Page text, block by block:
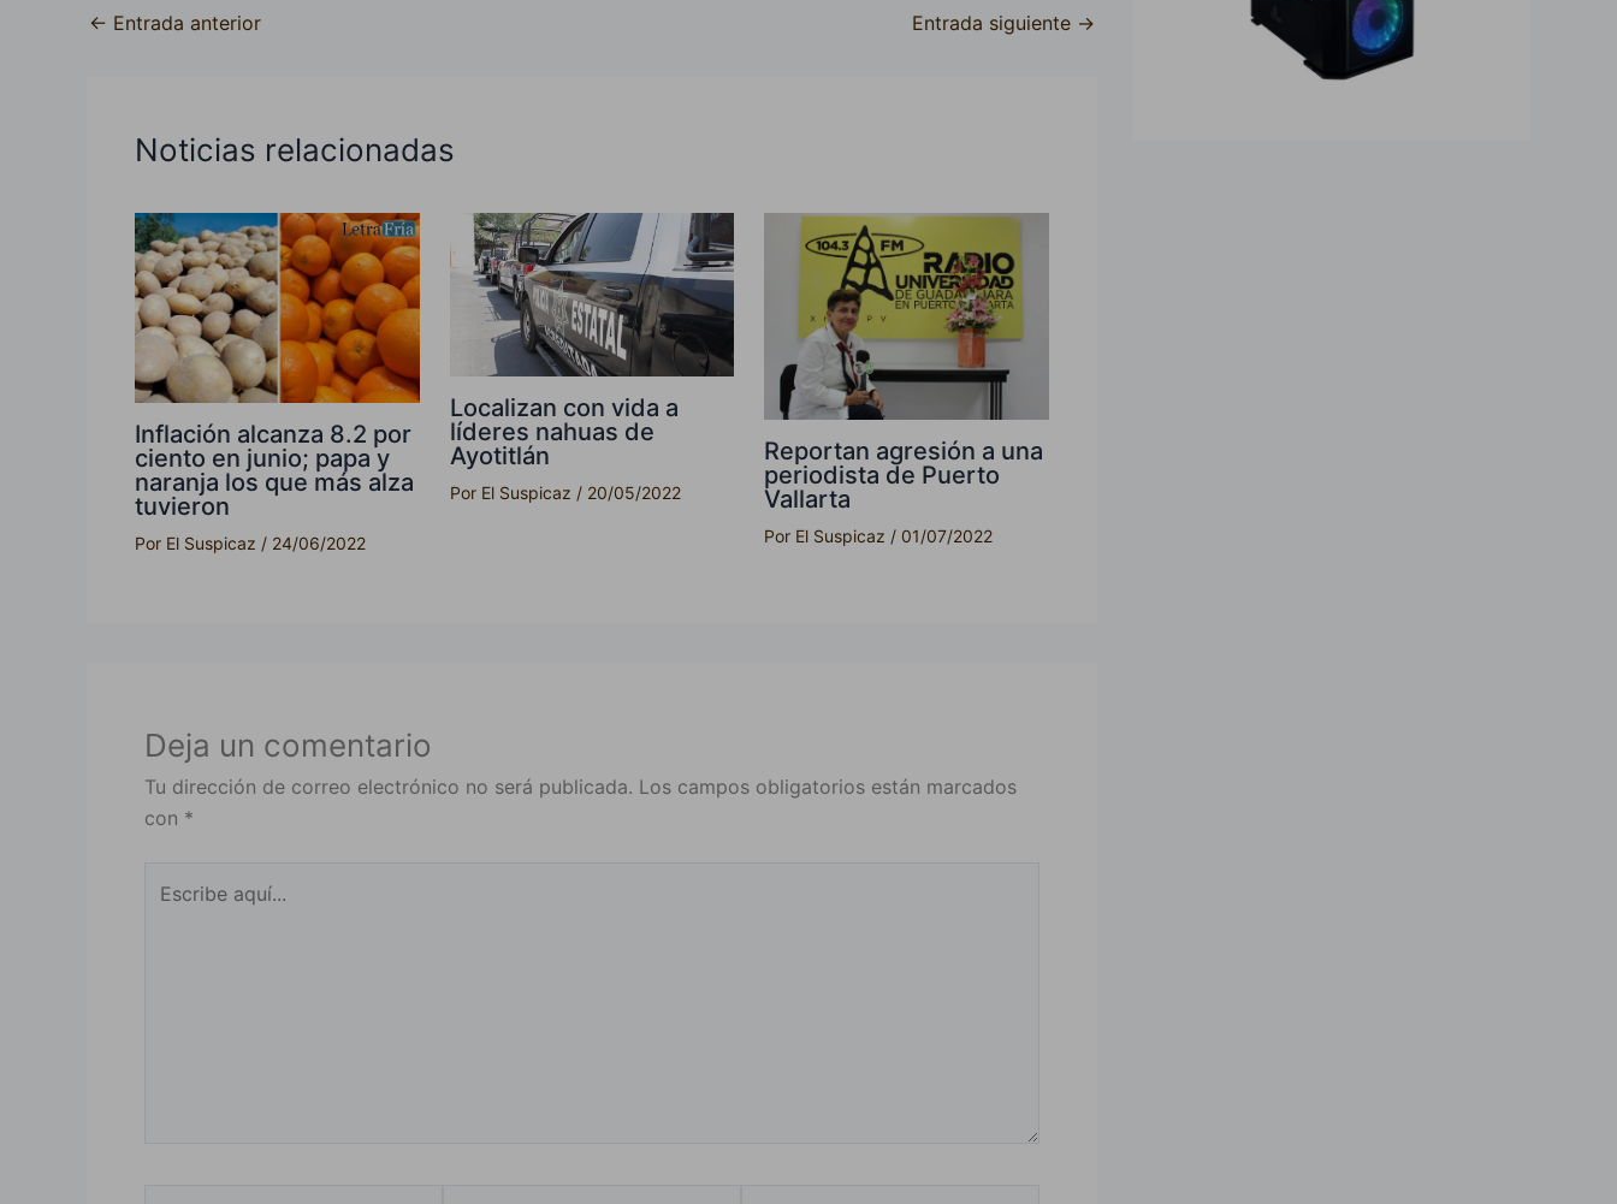
← Entrada anterior Entrada siguiente →
Noticias relacionadas
Inflación alcanza 8.2 por
ciento en junio; papa y
naranja los que más alza
tuvieron
Por El Suspicaz / 24/06/2022
Localizan con vida a
líderes nahuas de
Ayotitlán
Por El Suspicaz / 20/05/2022
Reportan agresión a una
periodista de Puerto
Vallarta
Por El Suspicaz / 01/07/2022
Deja un comentario
Tu dirección de correo electrónico no será publicada. Los campos obligatorios están marcados
con *
aquí...